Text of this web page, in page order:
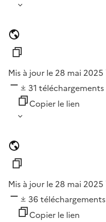
Mis à jour le 28 mai 2025
31 téléchargements
Copier le lien
Mis à jour le 28 mai 2025
36 téléchargements
Copier le lien